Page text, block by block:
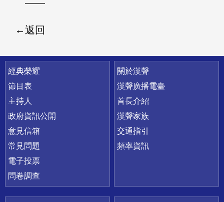
返回
快速連結
經典榮耀
節目表
主持人
政府資訊公開
意見信箱
常見問題
電子投票
問卷調查
關於漢聲
漢聲廣播電臺
首長介紹
漢聲家族
交通指引
頻率資訊